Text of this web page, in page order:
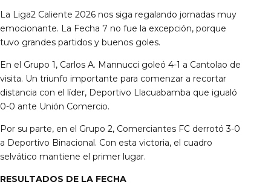
Documentos
La Liga2 Caliente 2026 nos siga regalando jornadas muy
emocionante. La Fecha 7 no fue la excepción, porque
tuvo grandes partidos y buenos goles.
En el Grupo 1, Carlos A. Mannucci goleó 4-1 a Cantolao de
visita. Un triunfo importante para comenzar a recortar
distancia con el líder, Deportivo Llacuabamba que igualó
0-0 ante Unión Comercio.
Por su parte, en el Grupo 2, Comerciantes FC derrotó 3-0
a Deportivo Binacional. Con esta victoria, el cuadro
selvático mantiene el primer lugar.
RESULTADOS DE LA FECHA